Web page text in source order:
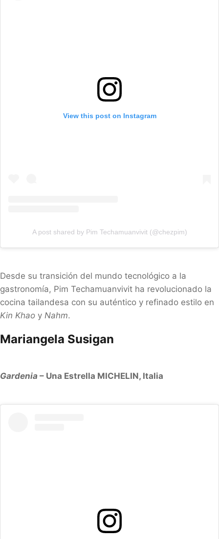
View this post on Instagram
A post shared by Pim Techamuanvivit (@chezpim)
Desde su transición del mundo tecnológico a la
gastronomía, Pim Techamuanvivit ha revolucionado la
cocina tailandesa con su auténtico y refinado estilo en
Kin Khao y Nahm.
Mariangela Susigan
Gardenia – Una Estrella MICHELIN, Italia